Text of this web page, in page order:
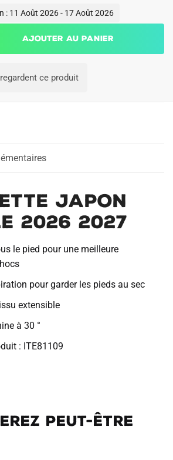
: 11 Août 2026 - 17 Août 2026
Ajouter au panier
ce produit
Japon
2026 2027
le pied pour une meilleure
pour garder les pieds au sec
extensible
à 30 °
: ITE81109
peut-être